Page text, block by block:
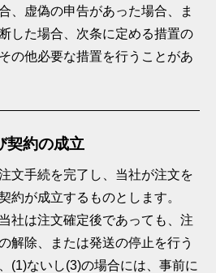
、虚偽の申告があった場合、ま
した場合、次条に定める措置の
の他必要な措置を行うことがあ
約の成立
文手続を完了し、当社が注文を
約が成立するものとします。
社は注文確定後であっても、注
解除、または発送の停止を行う
(1)ないし(3)の場合には、事前に